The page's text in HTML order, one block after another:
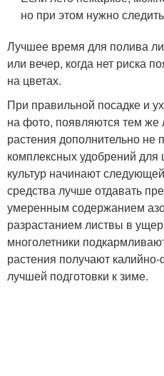
но при этом нужно
Лучшее время для полива
или вечер, когда нет риска
на цветах.
При правильной посадке и
на фото, появляются тем же
растения дополнительно
комплексных удобрений
культур начинают
средства лучше отдавать
умеренным содержанием
разрастанием листвы в
многолетники
растения получают
лучшей подготовки к зиме.